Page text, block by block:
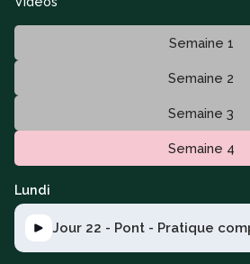
Semaine 1
Semaine 2
Semaine 3
Semaine 4
Lundi
Jour 22 - Pont - Pratique